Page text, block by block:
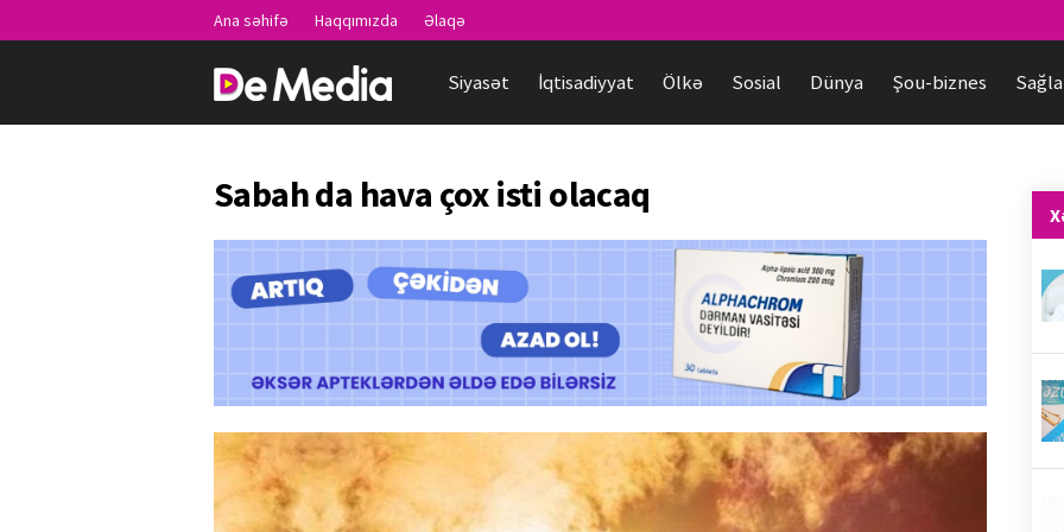
Ana səhifə Haqqımızda Əlaqə
Siyasət İqtisadiyyat Ölkə Sosial Dünya Şou-biznes
Sabah da hava çox isti olacaq